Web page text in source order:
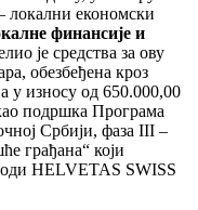
локални економски
финансије и
је средства за ову
обезбеђена кроз
у износу од 650.000,00
подршка Програма
Србији, фаза III –
грађана“ који
HELVETAS SWISS